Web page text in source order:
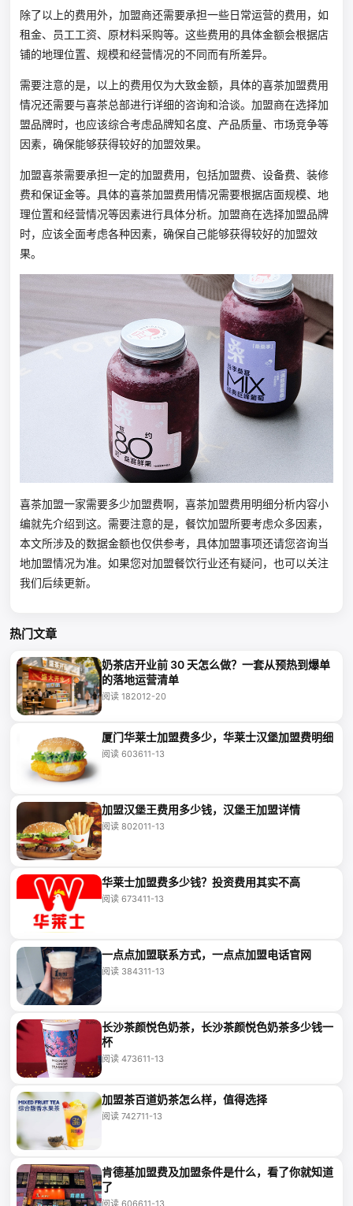
除了以上的费用外，加盟商还需要承担一些日常运营的费用，如
租金、员工工资、原材料采购等。这些费用的具体金额会根据店
铺的地理位置、规模和经营情况的不同而有所差异。
需要注意的是，以上的费用仅为大致金额，具体的喜茶加盟费用
情况还需要与喜茶总部进行详细的咨询和洽谈。加盟商在选择加
盟品牌时，也应该综合考虑品牌知名度、产品质量、市场竞争等
因素，确保能够获得较好的加盟效果。
加盟喜茶需要承担一定的加盟费用，包括加盟费、设备费、装修
费和保证金等。具体的喜茶加盟费用情况需要根据店面规模、地
理位置和经营情况等因素进行具体分析。加盟商在选择加盟品牌
时，应该全面考虑各种因素，确保自己能够获得较好的加盟效
果。
喜茶加盟一家需要多少加盟费啊，喜茶加盟费用明细分析内容小
编就先介绍到这。需要注意的是，餐饮加盟所要考虑众多因素，
本文所涉及的数据金额也仅供参考，具体加盟事项还请您咨询当
地加盟情况为准。如果您对加盟餐饮行业还有疑问，也可以关注
我们后续更新。
热门文章
奶茶店开业前 30 天怎么做？一套从预热到爆单
的落地运营清单
阅读 182012-20
厦门华莱士加盟费多少，华莱士汉堡加盟费明细
阅读 603611-13
加盟汉堡王费用多少钱，汉堡王加盟详情
阅读 802011-13
华莱士加盟费多少钱？投资费用其实不高
阅读 673411-13
一点点加盟联系方式，一点点加盟电话官网
阅读 384311-13
长沙茶颜悦色奶茶，长沙茶颜悦色奶茶多少钱一
杯
阅读 473611-13
加盟茶百道奶茶怎么样，值得选择
阅读 742711-13
肯德基加盟费及加盟条件是什么，看了你就知道
了
阅读 606611-13